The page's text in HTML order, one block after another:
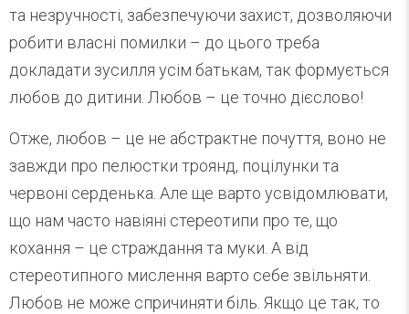
та незручності, забезпечуючи захист, дозволяючи
робити власні помилки – до цього треба
докладати зусилля усім батькам, так формується
любов до дитини. Любов – це точно дієслово!
Отже, любов – це не абстрактне почуття, воно не
завжди про пелюстки троянд, поцілунки та
червоні серденька. Але ще варто усвідомлювати,
що нам часто навіяні стереотипи про те, що
кохання – це страждання та муки. А від
стереотипного мислення варто себе звільняти.
Любов не може спричиняти біль. Якщо це так, то